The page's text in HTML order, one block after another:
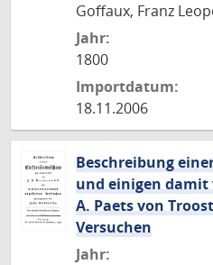
Goffaux, Franz
Jahr:
1800
Importdatum:
18.11.2006
Beschreibung
und einigen damit
A. Paets von
Versuchen
Jahr: